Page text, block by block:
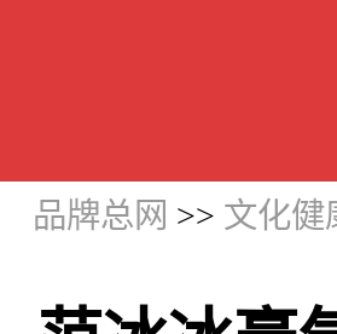
品牌总网 >> 文化健